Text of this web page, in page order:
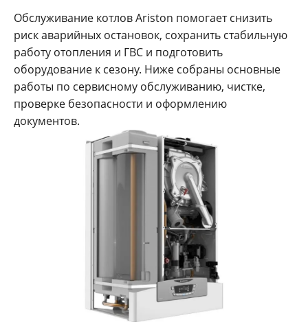
Обслуживание котлов Ariston помогает снизить
риск аварийных остановок, сохранить стабильную
работу отопления и ГВС и подготовить
оборудование к сезону. Ниже собраны основные
работы по сервисному обслуживанию, чистке,
проверке безопасности и оформлению
документов.